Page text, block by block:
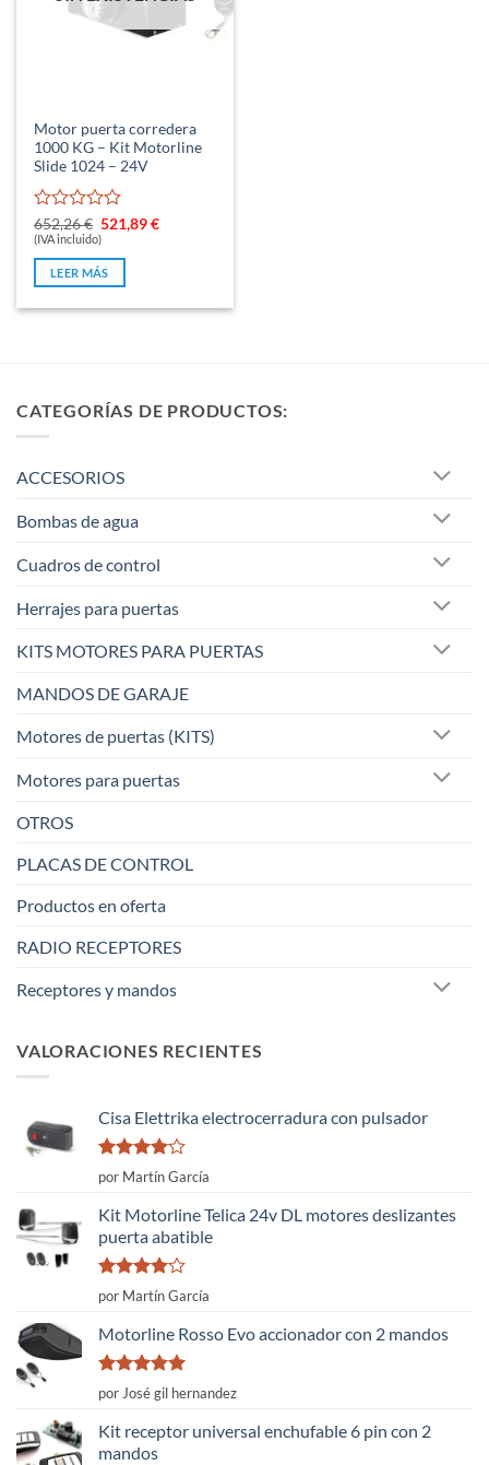
Motor puerta corredera
1000 KG – Kit Motorline
Slide 1024 – 24V
Valorado
con
0
de
5
652,26€ El
precio
era:
652,26 €.
521,89€El
(IVA incluido)
LEER MÁS
CATEGORÍAS DE PRODUCTOS:
ACCESORIOS
Bombas de agua
Cuadros de control
Herrajes para puertas
KITS MOTORES PARA PUERTAS
MANDOS DE GARAJE
Motores de puertas (KITS)
Motores para puertas
OTROS
PLACAS DE CONTROL
Productos en oferta
RADIO RECEPTORES
Receptores y mandos
VALORACIONES RECIENTES
Cisa Elettrika electrocerradura con pulsador
Valorado
con
5
por Martín García
Kit Motorline Telica 24v DL motores deslizantes
puerta abatible
Valorado
con
5
por Martín García
Motorline Rosso Evo accionador con 2 mandos
Valorado
con
de 5
por José gil hernandez
Kit receptor universal enchufable 6 pin con 2
mandos